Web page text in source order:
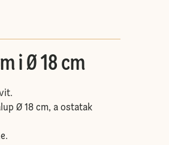
i Ø 18 cm
Ø 18 cm, a ostatak